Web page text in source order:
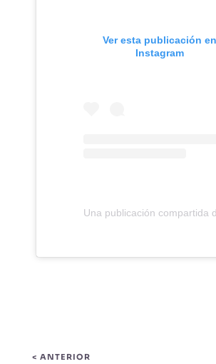
Ver esta publicación en
Instagram
Una publicación compartida
< ANTERIOR